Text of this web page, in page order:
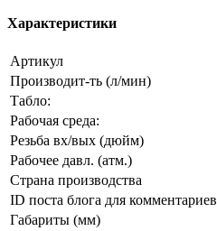
Характеристики
Артикул
Производит-ть (л/мин)
Табло:
Рабочая среда:
Резьба вх/вых (дюйм)
Рабочее давл. (атм.)
Страна производства
ID поста блога для комментариев
Габариты (мм)